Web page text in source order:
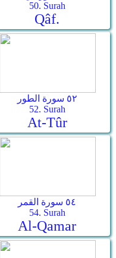
50. Surah
Qâf.
٥٢ سورة الطور
52. Surah
At-Tûr
٥٤ سورة القمر
54. Surah
Al-Qamar